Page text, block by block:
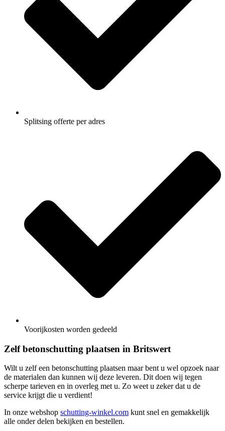
Splitsing offerte per adres
Voorijkosten worden gedeeld
Zelf betonschutting plaatsen in Britswert
Wilt u zelf een betonschutting plaatsen maar bent u wel opzoek naar
de materialen dan kunnen wij deze leveren. Dit doen wij tegen
scherpe tarieven en in overleg met u. Zo weet u zeker dat u de
service krijgt die u verdient!
In onze webshop schutting-winkel.com kunt snel en gemakkelijk
alle onder delen bekijken en bestellen.